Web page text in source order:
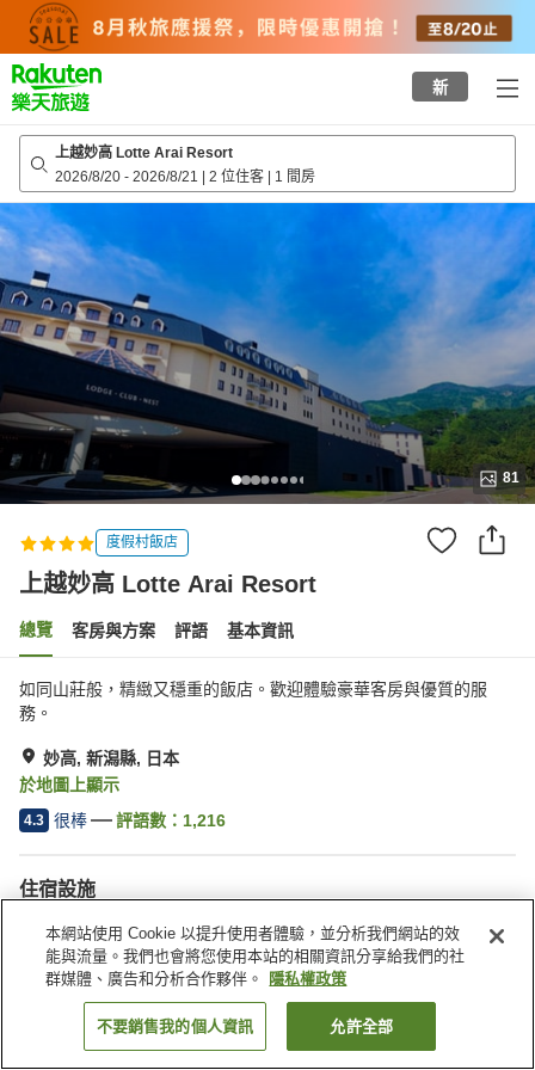
top
page
新
上越妙高 Lotte Arai Resort
2026/8/20 - 2026/8/21 | 2 位住客 | 1 間房
81
度假村飯店
上越妙高 Lotte Arai Resort
總覽 客房與方案 評語 基本資訊
如同山莊般，精緻又穩重的飯店。歡迎體驗豪華客房與優質的服
務。
妙高, 新潟縣, 日本
於地圖上顯示
4.3 很棒 評語數： 1,216
住宿設施
無線網路
按摩浴缸
三溫暖
健身房
找客房
本網站使用 Cookie 以提升使用者體驗，並分析我們網站的效
能與流量。我們也會將您使用本站的相關資訊分享給我們的社
群媒體、廣告和分析合作夥伴。
隱私權政策
不要銷售我的個人資訊 允許全部